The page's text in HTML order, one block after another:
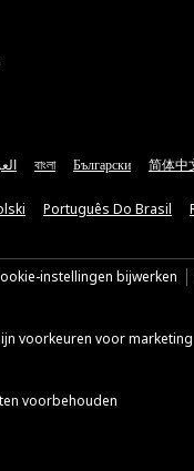
বাংলা Български 简体中
Português Do Brasil
instellingen bijwerken
voorkeuren voor marketing
voorbehouden